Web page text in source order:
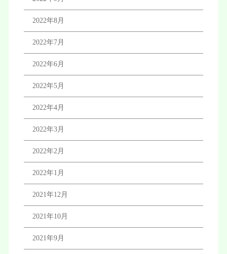
2022年8月
2022年7月
2022年6月
2022年5月
2022年4月
2022年3月
2022年2月
2022年1月
2021年12月
2021年10月
2021年9月